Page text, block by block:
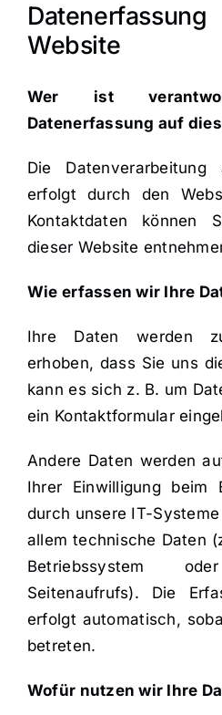
Website
Wer ist
Datenerfassung auf
Die
erfolgt durch den
Kontaktdaten können
dieser Website
Wie erfassen wir Ihre
Ihre Daten werden
erhoben, dass Sie uns
kann es sich z. B. um
ein Kontaktformular
Andere Daten werden
Ihrer Einwilligung beim
durch unsere IT-
allem technische Daten
Betriebssystem
Seitenaufrufs). Die
erfolgt automatisch,
betreten.
Wofür nutzen wir Ihre